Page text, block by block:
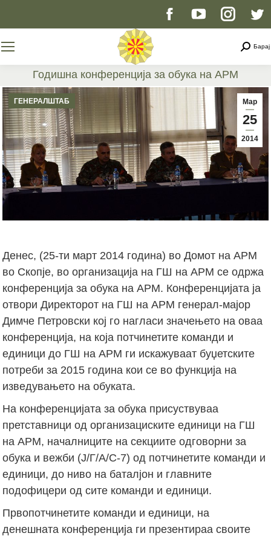
Facebook
opens
new
window
YouTube
opens
new
window
page
opens
in
new
window
Барај
Годишна конференција за обука на АРМ
You are here:
Мар
25
2014
ГЕНЕРАЛШТАБ
Денес, (25-ти март 2014 година) во Домот на АРМ
во Скопје, во организација на ГШ на АРМ се одржа
конференција за обука на АРМ. Конференцијата ја
отвори Директорот на ГШ на АРМ генерал-мајор
Димче Петровски кој го нагласи значењето на оваа
конференција, на која потчинетите команди и
единици до ГШ на АРМ ги искажуваат буџетските
потреби за 2015 година кои се во функција на
изведувањето на обуката.
На конференцијата за обука присуствуваа
претставници од организациските единици на ГШ
на АРМ, началниците на секциите одговорни за
обука и вежби (Ј/Г/А/С-7) од потчинетите команди и
единици, до ниво на баталјон и главните
подофицери од сите команди и единици.
Првопотчинетите команди и единици, на
денешната конференција ги презентираа своите